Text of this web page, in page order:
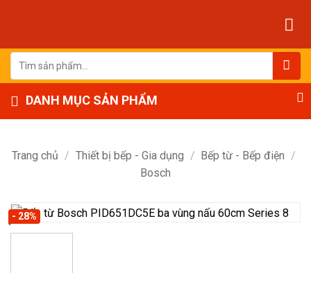
dung
Tìm
kiếm:
DANH MỤC SẢN PHẨM
Trang chủ / Thiết bị bếp - Gia dụng / Bếp từ - Bếp điện /
Bosch
- 28%